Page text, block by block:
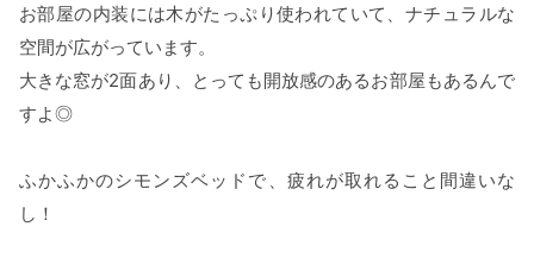
お部屋の内装には木がたっぷり使われていて、ナチュラルな
空間が広がっています。
大きな窓が2面あり、とっても開放感のあるお部屋もあるんで
すよ◎
ふかふかのシモンズベッドで、疲れが取れること間違いな
し！